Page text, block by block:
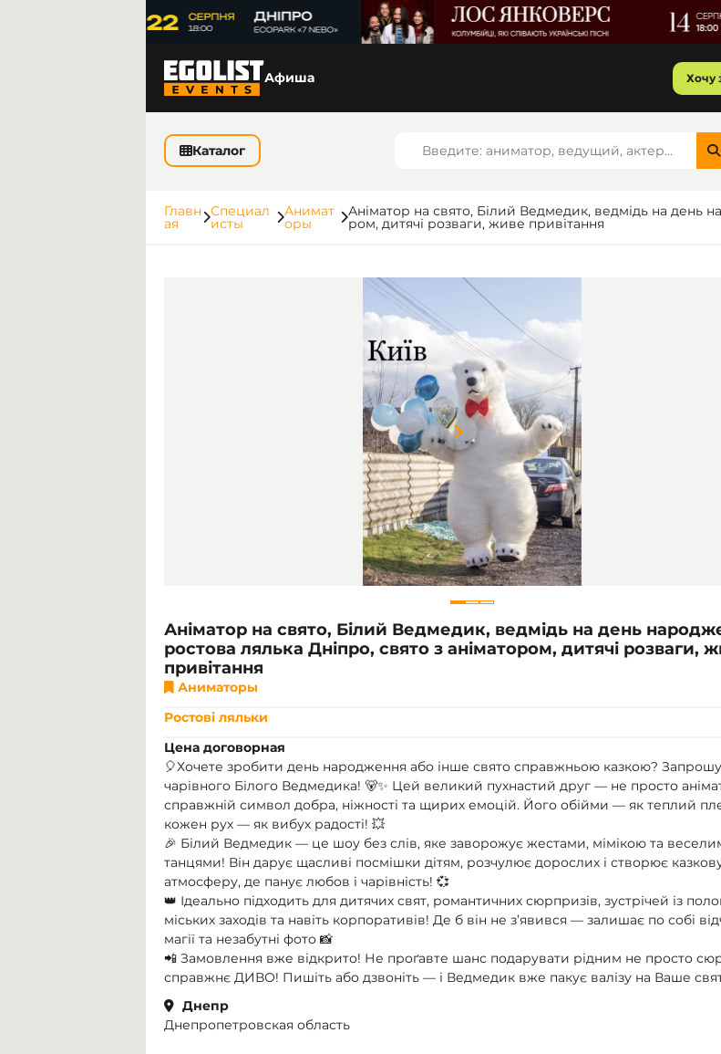
Афиша Хочу
Каталог
Главн
ая
Специал
исты
Анимат
оры
Аніматор на свято, Білий Ведмедик, ведмідь на день
ром, дитячі розваги, живе привітання
Item
Аніматор на свято, Білий Ведмедик, ведмідь на день
ростова лялька Дніпро, свято з аніматором, дитячі розваги,
привітання
Аниматоры
Ростові ляльки
Цена договорная
🎈Хочете зробити день народження або інше свято справжньою казкою?
чарівного Білого Ведмедика! 🐻✨ Цей великий пухнастий друг — не просто
справжній символ добра, ніжності та щирих емоцій. Його обійми — як теплий
кожен рух — як вибух радості! 💥
🎉 Білий Ведмедик — це шоу без слів, яке заворожує жестами, мімікою та
танцями! Він дарує щасливі посмішки дітям, розчулює дорослих і створює
атмосферу, де панує любов і чарівність! 💞
👑 Ідеально підходить для дитячих свят, романтичних сюрпризів, зустрічей із
міських заходів та навіть корпоративів! Де б він не з’явився — залишає по собі
магії та незабутні фото 📸
📲 Замовлення вже відкрито! Не проґавте шанс подарувати рідним не просто
справжнє ДИВО! Пишіть або дзвоніть — і Ведмедик вже пакує валізу на Ваше
Днепр
Днепропетровская область